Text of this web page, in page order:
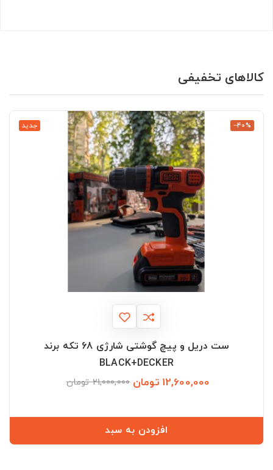
کالاهای تخفیفی
جدید ‎−40%
ست دریل و پیچ گوشتی شارژی 68 تکه برند
BLACK+DECKER
12,600,000 تومان 21,000,000 تومان
افزودن به سبد